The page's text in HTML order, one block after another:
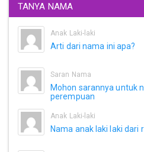
TANYA NAMA
Anak Laki-laki
Arti dari nama ini apa?
Saran Nama
Mohon sarannya untuk
perempuan
Anak Laki-laki
Nama anak laki laki dari